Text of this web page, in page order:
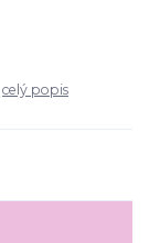
celý popis